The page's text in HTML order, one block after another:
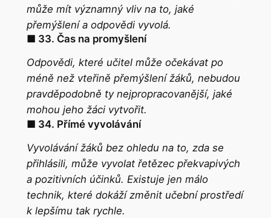
může mít významný vliv na to, jaké
přemýšlení a odpovědi vyvolá.
■ 33. Čas na promyšlení
Odpovědi, které učitel může očekávat po
méně než vteřině přemýšlení žáků, nebudou
pravděpodobně ty nejpropracovanější, jaké
mohou jeho žáci vytvořit.
■ 34. Přímé vyvolávání
Vyvolávání žáků bez ohledu na to, zda se
přihlásili, může vyvolat řetězec překvapivých
a pozitivních účinků. Existuje jen málo
technik, které dokáží změnit učební prostředí
k lepšímu tak rychle.